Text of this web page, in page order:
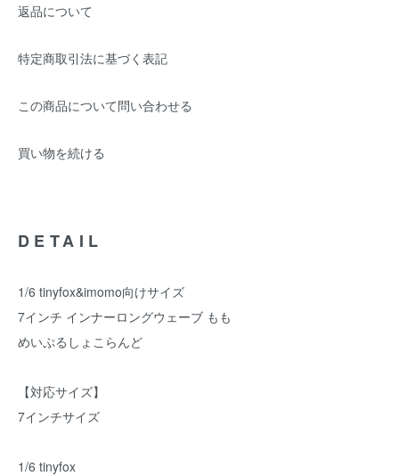
返品について
特定商取引法に基づく表記
この商品について問い合わせる
買い物を続ける
DETAIL
1/6 tinyfox&imomo向けサイズ
7インチ インナーロングウェーブ もも
めいぷるしょこらんど
【対応サイズ】
7インチサイズ
1/6 tinyfox